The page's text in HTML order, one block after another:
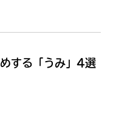
する 「うみ」4選